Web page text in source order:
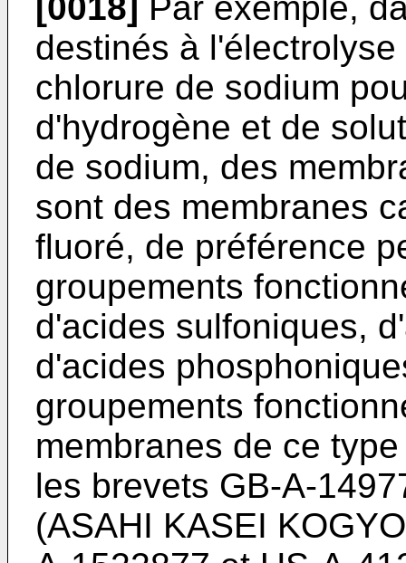
destinés à
chlorure de sodium
d'hydrogène et de
de sodium, des
sont des membranes
fluoré, de préférence
groupements
d'acides sulfoniques,
d'acides
groupements
membranes de ce
les brevets GB-A-
(ASAHI KASEI